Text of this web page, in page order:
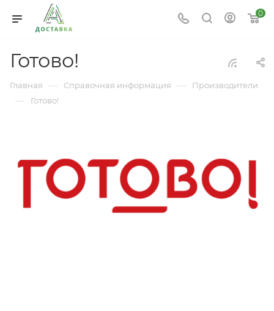
0
Готово!
Главная — Справочная информация — Производители
— Готово!